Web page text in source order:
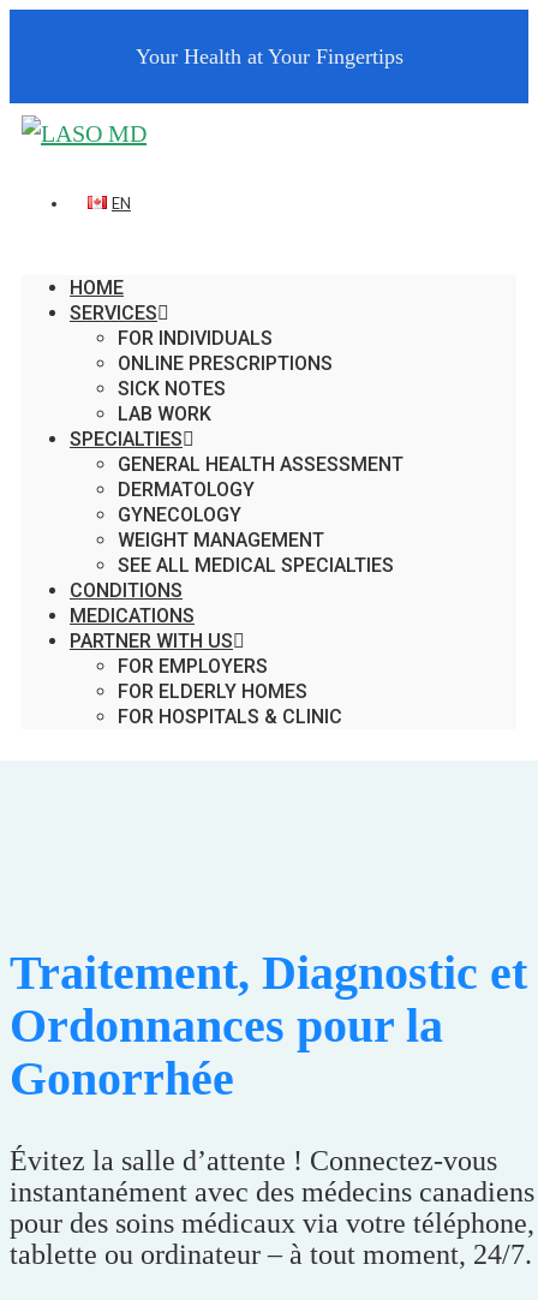
Your Health at Your Fingertips
EN
HOME
SERVICES
FOR INDIVIDUALS
ONLINE PRESCRIPTIONS
SICK NOTES
LAB WORK
SPECIALTIES
GENERAL HEALTH ASSESSMENT
DERMATOLOGY
GYNECOLOGY
WEIGHT MANAGEMENT
SEE ALL MEDICAL SPECIALTIES
CONDITIONS
MEDICATIONS
PARTNER WITH US
FOR EMPLOYERS
FOR ELDERLY HOMES
FOR HOSPITALS & CLINIC
Traitement, Diagnostic et
Ordonnances pour la
Gonorrhée
Évitez la salle d’attente ! Connectez-vous
instantanément avec des médecins canadiens
pour des soins médicaux via votre téléphone,
tablette ou ordinateur – à tout moment, 24/7.